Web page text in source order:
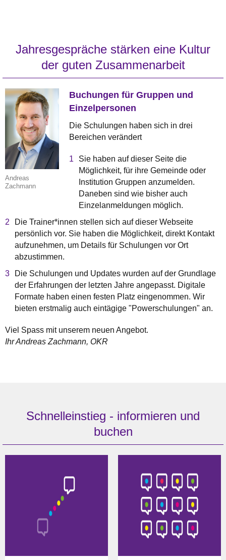
Jahresgespräche stärken eine Kultur
der guten Zusammenarbeit
Andreas
Zachmann
Buchungen für Gruppen und
Einzelpersonen
Die Schulungen haben sich in drei
Bereichen verändert
Sie haben auf dieser Seite die
Möglichkeit, für ihre Gemeinde oder
Institution Gruppen anzumelden.
Daneben sind wie bisher auch
Einzelanmeldungen möglich.
Die Trainer*innen stellen sich auf dieser Webseite
persönlich vor. Sie haben die Möglichkeit, direkt Kontakt
aufzunehmen, um Details für Schulungen vor Ort
abzustimmen.
Die Schulungen und Updates wurden auf der Grundlage
der Erfahrungen der letzten Jahre angepasst. Digitale
Formate haben einen festen Platz eingenommen. Wir
bieten erstmalig auch eintägige "Powerschulungen" an.
Viel Spass mit unserem neuen Angebot.
Ihr Andreas Zachmann, OKR
Schnelleinstieg - informieren und
buchen